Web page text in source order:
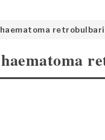
haematoma
haematoma